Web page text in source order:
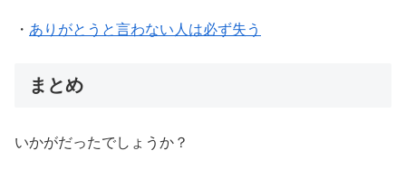
・ ありがとうと言わない人は必ず失う
まとめ
いかがだったでしょうか？